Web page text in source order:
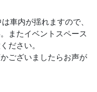
車内が揺れますので、
またイベントスペース
ださい。
ございましたらお声が